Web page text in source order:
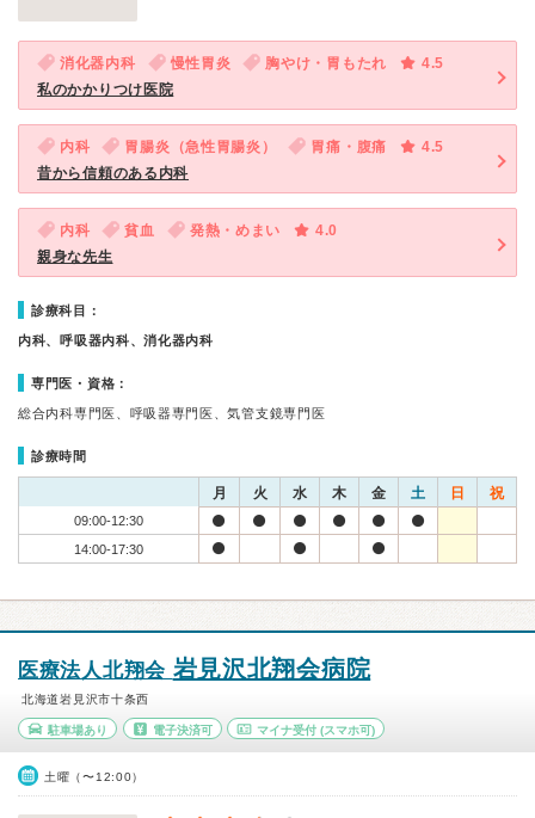
消化器内科 慢性胃炎 胸やけ・胃もたれ
4.5
私のかかりつけ医院
内科 胃腸炎（急性胃腸炎） 胃痛・腹痛
4.5
昔から信頼のある内科
内科 貧血 発熱・めまい
4.0
親身な先生
診療科目：
内科、呼吸器内科、消化器内科
専門医・資格：
総合内科専門医、呼吸器専門医、気管支鏡専門医
診療時間
月 火 水 木 金 土 日 祝
09:00-12:30
14:00-17:30
医療法人北翔会 岩見沢北翔会病院
北海道岩見沢市十条西
駐車場あり 電子決済可 マイナ受付 (スマホ可)
土曜（〜12:00）